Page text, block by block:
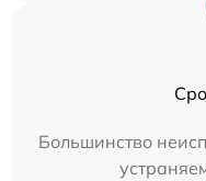
Большинство